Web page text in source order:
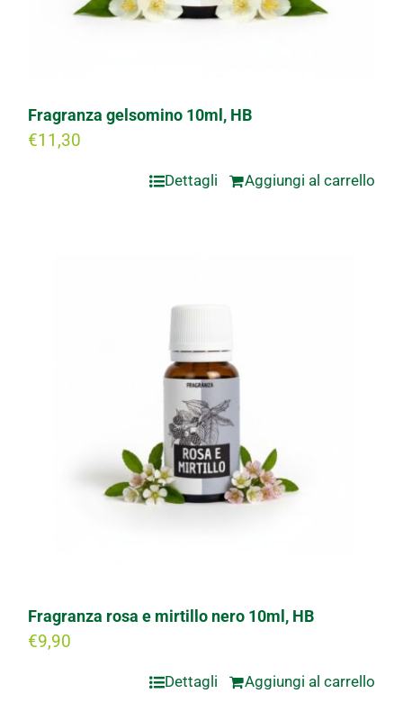
Fragranza gelsomino 10ml, HB
€11,30
Aggiungi al carrello
Dettagli
Fragranza rosa e mirtillo nero 10ml, HB
€9,90
Aggiungi al carrello
Dettagli